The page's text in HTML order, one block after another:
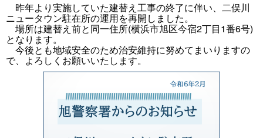
昨年より実施していた建替え工事の終了に伴い、二俣川
ニュータウン駐在所の運用を再開しました。
場所は建替え前と同一住所(横浜市旭区今宿2丁目1番6号)
となります。
今後とも地域安全のため治安維持に努めてまいりますの
で、よろしくお願いいたします。